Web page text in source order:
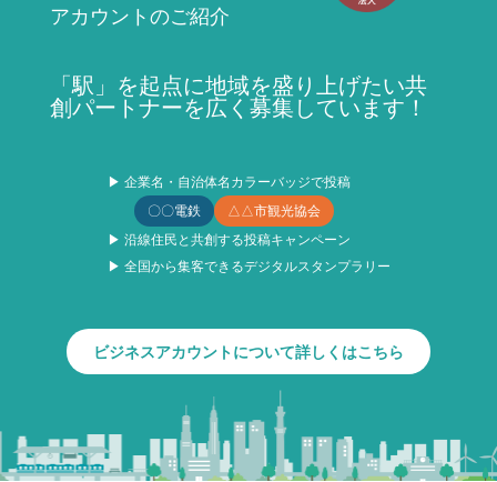
アカウントのご紹介
「駅」を起点に地域を盛り上げたい共
創パートナーを広く募集しています！
▶ 企業名・自治体名カラーバッジで投稿
〇〇電鉄
△△市観光協会
▶ 沿線住民と共創する投稿キャンペーン
▶ 全国から集客できるデジタルスタンプラリー
ビジネスアカウントについて詳しくはこちら